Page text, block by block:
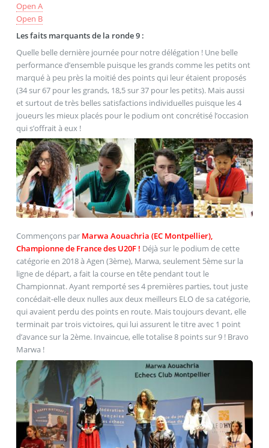
Open A
Open B
Les faits marquants de la ronde 9 :
Quelle belle dernière journée pour notre délégation ! Une belle
performance d’ensemble puisque les grands comme les petits ont
marqué à peu près la moitié des points qui leur étaient proposés
(34 sur 67 pour les grands, 18,5 sur 37 pour les petits). Mais aussi
et surtout de très belles satisfactions individuelles puisque les 4
joueurs les mieux placés pour le podium ont concrétisé l’occasion
qui s’offrait à eux !
Commençons par Marwa Aouachria (EC Montpellier),
Championne de France des U20F ! Déjà sur le podium de cette
catégorie en 2018 à Agen (3ème), Marwa, seulement 5ème sur la
ligne de départ, a fait la course en tête pendant tout le
Championnat. Ayant remporté ses 4 premières parties, tout juste
concédait-elle deux nulles aux deux meilleurs ELO de sa catégorie,
qui avaient perdu des points en route. Mais toujours devant, elle
terminait par trois victoires, qui lui assurent le titre avec 1 point
d’avance sur la 2ème. Invaincue, elle totalise 8 points sur 9 ! Bravo
Marwa !